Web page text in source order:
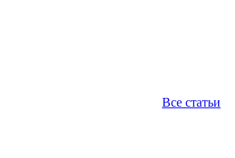
Все статьи